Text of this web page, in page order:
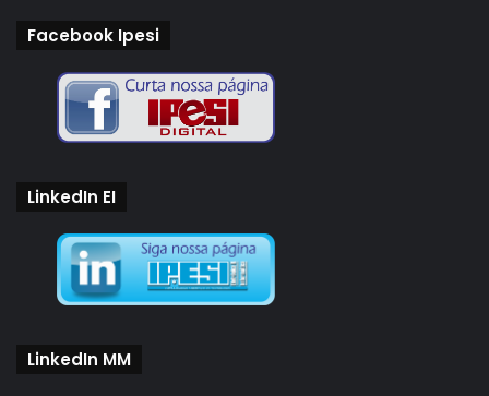
Facebook Ipesi
LinkedIn EI
LinkedIn MM